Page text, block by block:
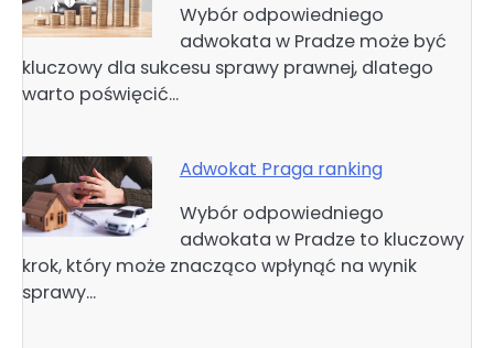
Wybór odpowiedniego
adwokata w Pradze może być
kluczowy dla sukcesu sprawy prawnej, dlatego
warto poświęcić…
Adwokat Praga ranking
Wybór odpowiedniego
adwokata w Pradze to kluczowy
krok, który może znacząco wpłynąć na wynik
sprawy…